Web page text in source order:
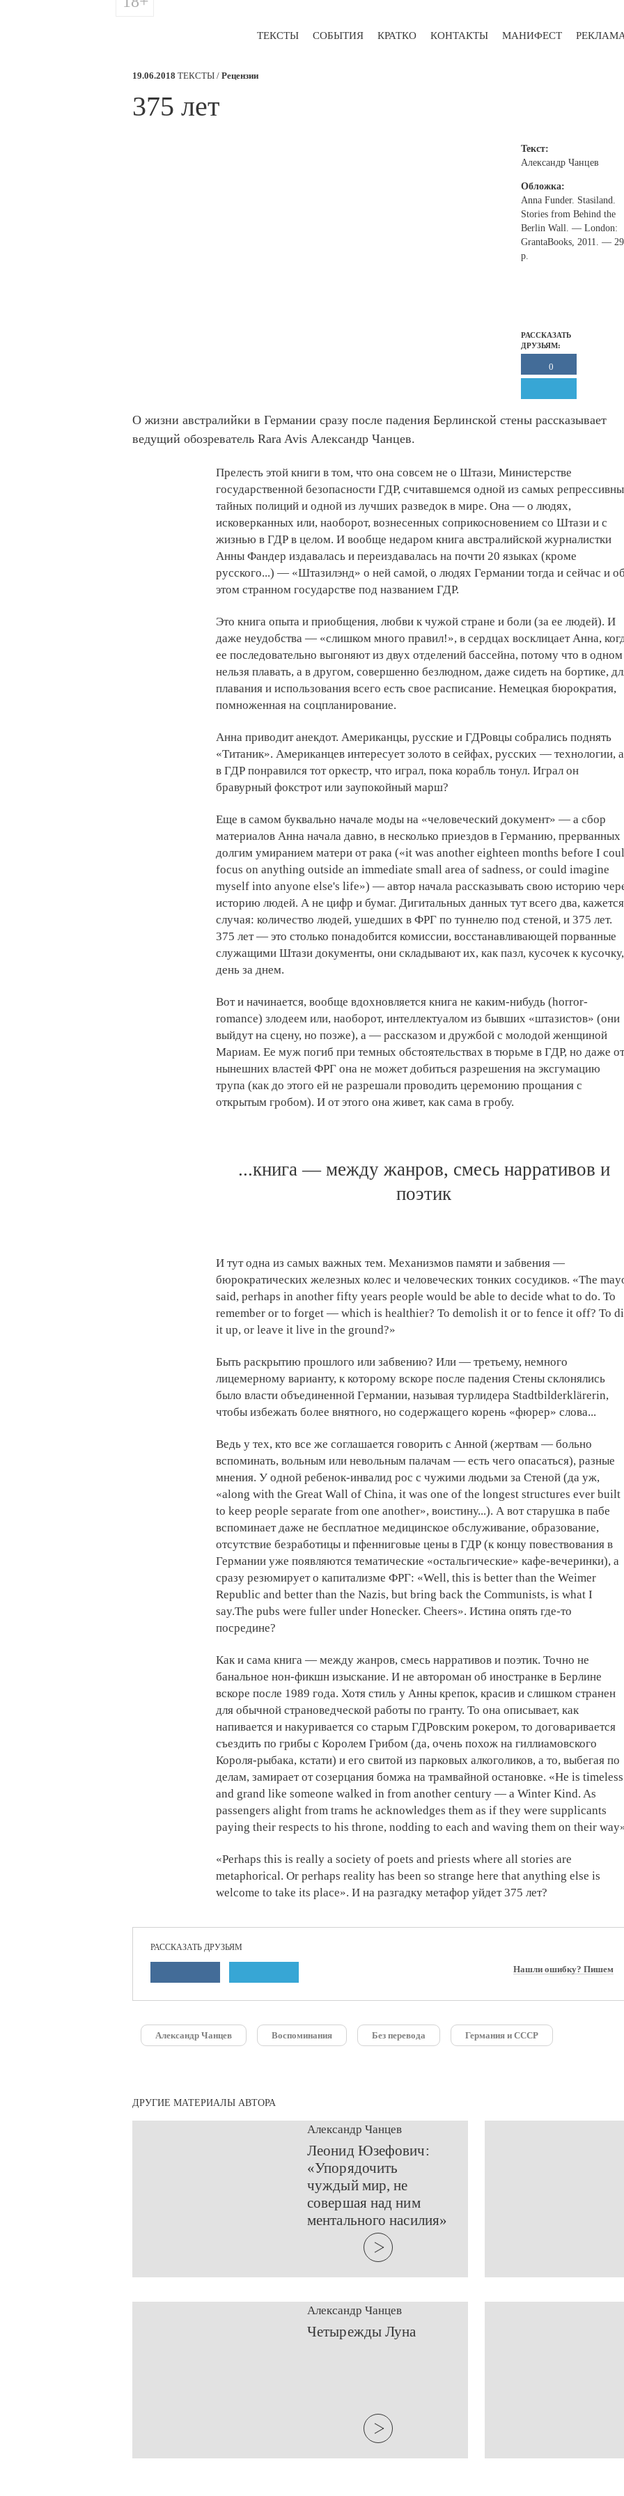
ТЕКСТЫ СОБЫТИЯ КРАТКО КОНТАКТЫ МАНИФЕСТ
19.06.2018 ТЕКСТЫ / Рецензии
​375 лет
Текст:
Александр Чанцев
Обложка:
Anna Funder. Stasiland.
Stories from Behind the
Berlin Wall. — London:
GrantaBooks, 2011. —
р.
РАССКАЗАТЬ
ДРУЗЬЯМ:
0
О жизни австралийки в Германии сразу после падения Берлинской стены рассказывает
ведущий обозреватель Rara Avis Александр Чанцев.
Прелесть этой книги в том, что она совсем не о Штази, Министерстве
государственной безопасности ГДР, считавшемся одной из самых
тайных полиций и одной из лучших разведок в мире. Она — о людях,
исковерканных или, наоборот, вознесенных соприкосновением со Штази и с
жизнью в ГДР в целом. И вообще недаром книга австралийской журналистки
Анны Фандер издавалась и переиздавалась на почти 20 языках (кроме
русского...) — «Штазилэнд» о ней самой, о людях Германии тогда и сейчас и об
этом странном государстве под названием ГДР.
Это книга опыта и приобщения, любви к чужой стране и боли (за ее людей). И
даже неудобства — «слишком много правил!», в сердцах восклицает Анна,
ее последовательно выгоняют из двух отделений бассейна, потому что в одном
нельзя плавать, а в другом, совершенно безлюдном, даже сидеть на бортике,
плавания и использования всего есть свое расписание. Немецкая бюрократия,
помноженная на соцпланирование.
Анна приводит анекдот. Американцы, русские и ГДРовцы собрались поднять
«Титаник». Американцев интересует золото в сейфах, русских — технологии, а
в ГДР понравился тот оркестр, что играл, пока корабль тонул. Играл он
бравурный фокстрот или заупокойный марш?
Еще в самом буквально начале моды на «человеческий документ» — а сбор
материалов Анна начала давно, в несколько приездов в Германию, прерванных
долгим умиранием матери от рака («it was another eighteen months before I
focus on anything outside an immediate small area of sadness, or could imagine
myself into anyone else's life») — автор начала рассказывать свою историю
историю людей. А не цифр и бумаг. Дигитальных данных тут всего два,
случая: количество людей, ушедших в ФРГ по туннелю под стеной, и 375 лет.
375 лет — это столько понадобится комиссии, восстанавливающей порванные
служащими Штази документы, они складывают их, как пазл, кусочек к кусочку,
день за днем.
Вот и начинается, вообще вдохновляется книга не каким-нибудь (horror-
romance) злодеем или, наоборот, интеллектуалом из бывших «штазистов» (они
выйдут на сцену, но позже), а — рассказом и дружбой с молодой женщиной
Мариам. Ее муж погиб при темных обстоятельствах в тюрьме в ГДР, но даже от
нынешних властей ФРГ она не может добиться разрешения на эксгумацию
трупа (как до этого ей не разрешали проводить церемонию прощания с
открытым гробом). И от этого она живет, как сама в гробу.
...книга — между жанров, смесь нарративов и
поэтик
И тут одна из самых важных тем. Механизмов памяти и забвения —
бюрократических железных колес и человеческих тонких сосудиков. «The
said, perhaps in another fifty years people would be able to decide what to do. To
remember or to forget — which is healthier? To demolish it or to fence it off? To
it up, or leave it live in the ground?»
Быть раскрытию прошлого или забвению? Или — третьему, немного
лицемерному варианту, к которому вскоре после падения Стены склонялись
было власти объединенной Германии, называя турлидера Stadtbilderklärerin,
чтобы избежать более внятного, но содержащего корень «фюрер» слова...
Ведь у тех, кто все же соглашается говорить с Анной (жертвам — больно
вспоминать, вольным или невольным палачам — есть чего опасаться), разные
мнения. У одной ребенок-инвалид рос с чужими людьми за Стеной (да уж,
«along with the Great Wall of China, it was one of the longest structures ever built
to keep people separate from one another», воистину...). А вот старушка в пабе
вспоминает даже не бесплатное медицинское обслуживание, образование,
отсутствие безработицы и пфенниговые цены в ГДР (к концу повествования в
Германии уже появляются тематические «остальгические» кафе-вечеринки), а
сразу резюмирует о капитализме ФРГ: «Well, this is better than the Weimer
Republic and better than the Nazis, but bring back the Communists, is what I
say.The pubs were fuller under Honecker. Cheers». Истина опять где-то
посредине?
Как и сама книга — между жанров, смесь нарративов и поэтик. Точно не
банальное нон-фикшн изыскание. И не автороман об иностранке в Берлине
вскоре после 1989 года. Хотя стиль у Анны крепок, красив и слишком странен
для обычной страноведческой работы по гранту. То она описывает, как
напивается и накуривается со старым ГДРовским рокером, то договаривается
съездить по грибы с Королем Грибом (да, очень похож на гиллиамовского
Короля-рыбака, кстати) и его свитой из парковых алкоголиков, а то, выбегая по
делам, замирает от созерцания бомжа на трамвайной остановке. «He is timeless
and grand like someone walked in from another century — a Winter Kind. As
passengers alight from trams he acknowledges them as if they were supplicants
paying their respects to his throne, nodding to each and waving them on their
«Perhaps this is really a society of poets and priests where all stories are
metaphorical. Or perhaps reality has been so strange here that anything else is
welcome to take its place». И на разгадку метафор уйдет 375 лет?
РАССКАЗАТЬ ДРУЗЬЯМ
Нашли ошибку? Пишем
Александр Чанцев Воспоминания Без перевода Германия и СССР
ДРУГИЕ МАТЕРИАЛЫ АВТОРА
Александр Чанцев
​Леонид Юзефович:
«Упорядочить
чуждый мир, не
совершая над ним
ментального насилия»
Александр Чанцев
​Четырежды Луна